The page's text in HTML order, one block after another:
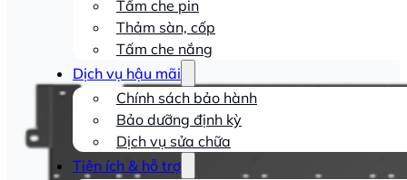
Tấm che pin
Thảm sàn, cốp
Tấm che nắng
Dịch vụ hậu mãi
Chính sách bảo hành
Bảo dưỡng định kỳ
Dịch vụ sửa chữa
Tiện ích & hỗ trợ